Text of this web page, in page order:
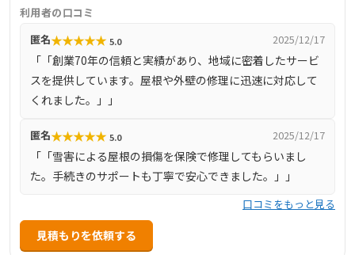
基づき、屋根・外壁・雨樋の工事に対して最長10年の保証
を提供し、施工後のアフターサービスも充実しています。
雪害やひょう害による損傷に対する保険申請のサポートも
行っており、安心して依頼できる体制が整っています。
利用者の口コミ
匿名★★★★★ 5.0 2025/12/17
「「創業70年の信頼と実績があり、地域に密着したサービ
スを提供しています。屋根や外壁の修理に迅速に対応して
くれました。」」
匿名★★★★★ 5.0 2025/12/17
「「雪害による屋根の損傷を保険で修理してもらいまし
た。手続きのサポートも丁寧で安心できました。」」
口コミをもっと見る
見積もりを依頼する